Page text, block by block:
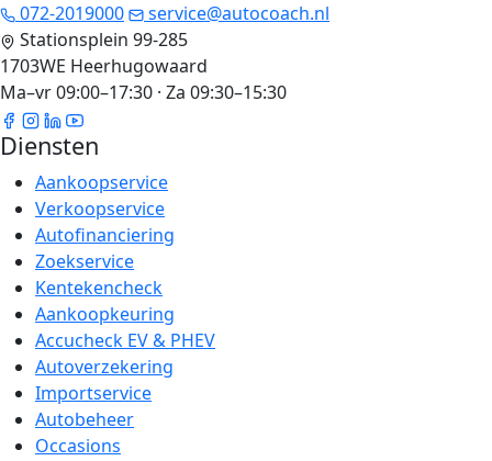
072-2019000
service@autocoach.nl
Stationsplein 99-285
1703WE Heerhugowaard
Ma–vr 09:00–17:30 · Za 09:30–15:30
Diensten
Aankoopservice
Verkoopservice
Autofinanciering
Zoekservice
Kentekencheck
Aankoopkeuring
Accucheck EV & PHEV
Autoverzekering
Importservice
Autobeheer
Occasions